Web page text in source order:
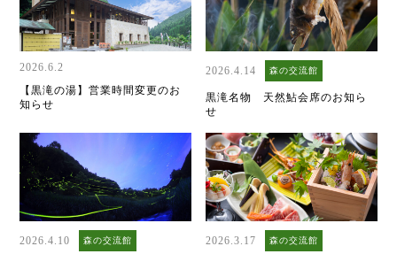
2026.6.2
【黒滝の湯】営業時間変更のお
知らせ
2026.4.14 森の交流館
黒滝名物 天然鮎会席のお知ら
せ
2026.4.10 森の交流館 2026.3.17 森の交流館